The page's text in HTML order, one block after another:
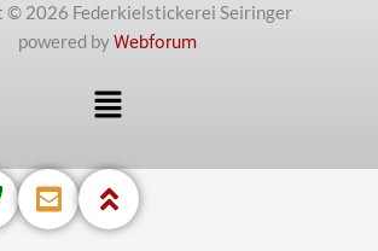
© 2026 Federkielstickerei Seiringer
powered byWebforum
Menü